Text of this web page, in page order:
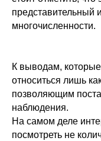
представительный
многочисленности.
К выводам,
относиться лишь
позволяющим
наблюдения.
На самом деле
посмотреть не